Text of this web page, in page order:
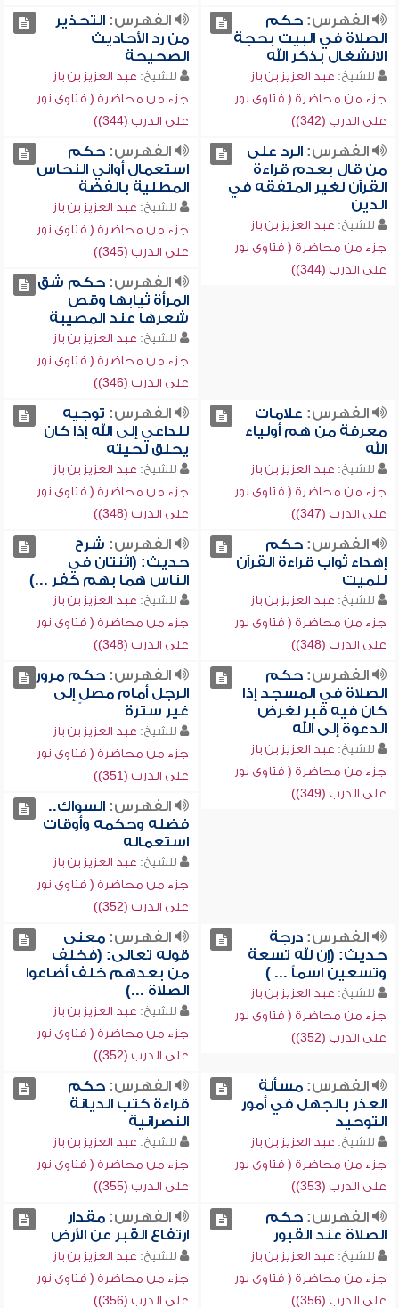
الفهرس:حكم
الصلاة في البيت بحجة
الانشغال بذكر الله
للشيخ: عبد العزيز بن باز
جزء من محاضرة ( فتاوى نور
على الدرب (342))
الفهرس:التحذير
من رد الأحاديث
الصحيحة
للشيخ: عبد العزيز بن باز
جزء من محاضرة ( فتاوى نور
على الدرب (344))
الفهرس:الرد على
من قال بعدم قراءة
القرآن لغير المتفقه في
الدين
للشيخ: عبد العزيز بن باز
جزء من محاضرة ( فتاوى نور
على الدرب (344))
الفهرس:حكم
استعمال أواني النحاس
المطلية بالفضة
للشيخ: عبد العزيز بن باز
جزء من محاضرة ( فتاوى نور
على الدرب (345))
الفهرس:حكم شق
المرأة ثيابها وقص
شعرها عند المصيبة
للشيخ: عبد العزيز بن باز
جزء من محاضرة ( فتاوى نور
على الدرب (346))
الفهرس: علامات
معرفة من هم أولياء
الله
للشيخ: عبد العزيز بن باز
جزء من محاضرة ( فتاوى نور
على الدرب (347))
الفهرس: توجيه
للداعي إلى الله إذا كان
يحلق لحيته
للشيخ: عبد العزيز بن باز
جزء من محاضرة ( فتاوى نور
على الدرب (348))
الفهرس:حكم
إهداء ثواب قراءة القرآن
للميت
للشيخ: عبد العزيز بن باز
جزء من محاضرة ( فتاوى نور
على الدرب (348))
الفهرس: شرح
حديث: (اثنتان في
الناس هما بهم كفر ...)
للشيخ: عبد العزيز بن باز
جزء من محاضرة ( فتاوى نور
على الدرب (348))
الفهرس:حكم
الصلاة في المسجد إذا
كان فيه قبر لغرض
الدعوة إلى الله
للشيخ: عبد العزيز بن باز
جزء من محاضرة ( فتاوى نور
على الدرب (349))
الفهرس:حكم مرور
الرجل أمام مصلٍ إلى
غير سترة
للشيخ: عبد العزيز بن باز
جزء من محاضرة ( فتاوى نور
على الدرب (351))
الفهرس:السواك..
فضله وحكمه وأوقات
استعماله
للشيخ: عبد العزيز بن باز
جزء من محاضرة ( فتاوى نور
على الدرب (352))
الفهرس:درجة
حديث: (إن لله تسعة
وتسعين اسماً ... )
للشيخ: عبد العزيز بن باز
جزء من محاضرة ( فتاوى نور
على الدرب (352))
الفهرس:معنى
قوله تعالى: (فخلف
من بعدهم خلف أضاعوا
الصلاة ...)
للشيخ: عبد العزيز بن باز
جزء من محاضرة ( فتاوى نور
على الدرب (352))
الفهرس:مسألة
العذر بالجهل في أمور
التوحيد
للشيخ: عبد العزيز بن باز
جزء من محاضرة ( فتاوى نور
على الدرب (353))
الفهرس:حكم
قراءة كتب الديانة
النصرانية
للشيخ: عبد العزيز بن باز
جزء من محاضرة ( فتاوى نور
على الدرب (355))
الفهرس:حكم
الصلاة عند القبور
للشيخ: عبد العزيز بن باز
جزء من محاضرة ( فتاوى نور
على الدرب (356))
الفهرس:مقدار
ارتفاع القبر عن الأرض
للشيخ: عبد العزيز بن باز
جزء من محاضرة ( فتاوى نور
على الدرب (356))